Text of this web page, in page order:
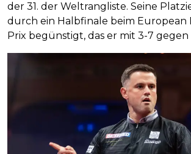
der 31. der Weltrangliste. Seine
durch ein Halbfinale beim European
Prix begünstigt, das er mit 3-7